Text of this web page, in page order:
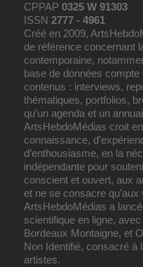
CPPAP0325 W 91303
ISSN2777 - 4961
Créé en 2009,
de référence concernant
contemporaine,
base de données compte
contenus : interviews,
thématiques, portfolios,
qu’un agenda et un
ArtsHebdoMédias croit
connaissance,
d’enthousiasme, en la
indépendante pour
conscient et ouvert, aux
et ne se consacre
ArtsHebdoMédias a
scientifique en ligne, avec
Bordeaux Montaigne, et
Non Identifié, consacré à
artistes.